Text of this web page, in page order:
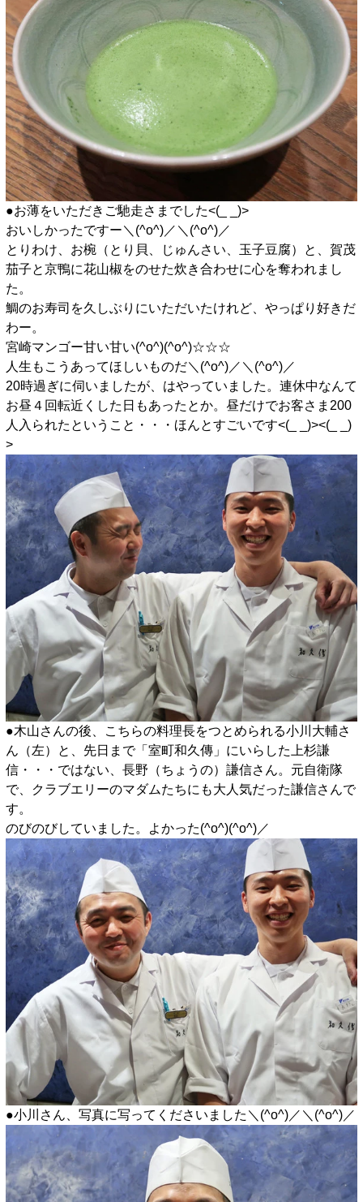
●お薄をいただきご馳走さまでした<(_ _)>
おいしかったですー＼(^o^)／＼(^o^)／
とりわけ、お椀（とり貝、じゅんさい、玉子豆腐）と、賀茂
茄子と京鴨に花山椒をのせた炊き合わせに心を奪われまし
た。
鯛のお寿司を久しぶりにいただいたけれど、やっぱり好きだ
わー。
宮崎マンゴー甘い甘い(^o^)(^o^)☆☆☆
人生もこうあってほしいものだ＼(^o^)／＼(^o^)／
20時過ぎに伺いましたが、はやっていました。連休中なんて
お昼４回転近くした日もあったとか。昼だけでお客さま200
人入られたということ・・・ほんとすごいです<(_ _)><(_ _)
>
●木山さんの後、こちらの料理長をつとめられる小川大輔さ
ん（左）と、先日まで「室町和久傳」にいらした上杉謙
信・・・ではない、長野（ちょうの）謙信さん。元自衛隊
で、クラブエリーのマダムたちにも大人気だった謙信さんで
す。
のびのびしていました。よかった(^o^)(^o^)／
●小川さん、写真に写ってくださいました＼(^o^)／＼(^o^)／